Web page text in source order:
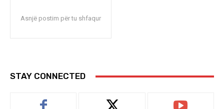
Asnjë postim për tu shfaqur
STAY CONNECTED